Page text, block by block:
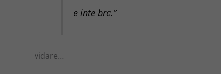
e inte bra.”
vidare…